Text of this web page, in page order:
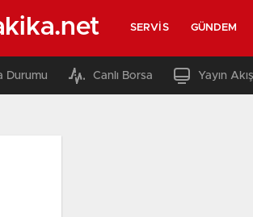
SERVIS GÜNDEM
Durumu Canlı Borsa Yayın